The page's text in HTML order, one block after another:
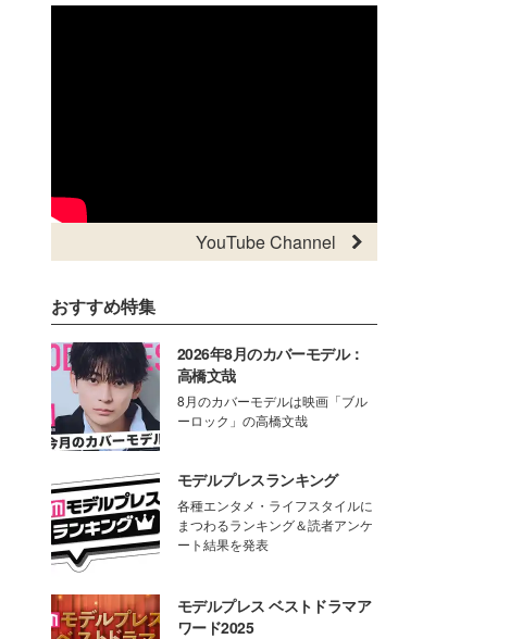
YouTube Channel
おすすめ特集
2026年8月のカバーモデル：
高橋文哉
8月のカバーモデルは映画「ブル
ーロック」の高橋文哉
モデルプレスランキング
各種エンタメ・ライフスタイルに
まつわるランキング＆読者アンケ
ート結果を発表
モデルプレス ベストドラマア
ワード2025